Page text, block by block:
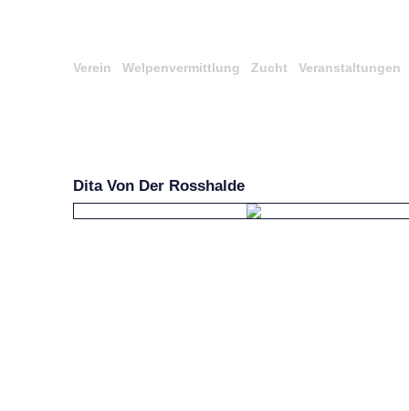
Verein Welpenvermittlung Zucht Veranstaltungen
Dita Von Der Rosshalde